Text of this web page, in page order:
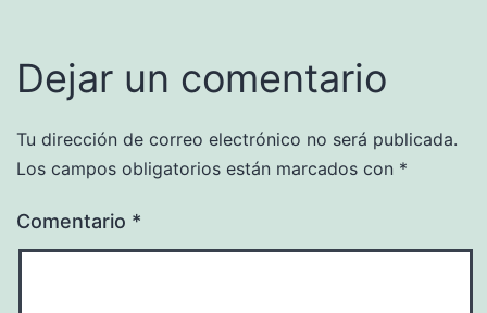
Dejar un comentario
Tu dirección de correo electrónico no será publicada.
Los campos obligatorios están marcados con *
Comentario *